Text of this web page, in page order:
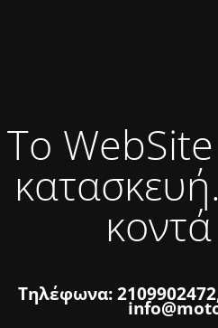
Το WebSite
Τηλέφωνα: